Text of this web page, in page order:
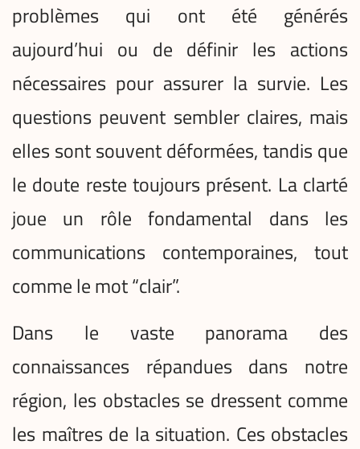
problèmes qui ont été générés
aujourd’hui ou de définir les actions
nécessaires pour assurer la survie. Les
questions peuvent sembler claires, mais
elles sont souvent déformées, tandis que
le doute reste toujours présent. La clarté
joue un rôle fondamental dans les
communications contemporaines, tout
comme le mot “clair”.
Dans le vaste panorama des
connaissances répandues dans notre
région, les obstacles se dressent comme
les maîtres de la situation. Ces obstacles